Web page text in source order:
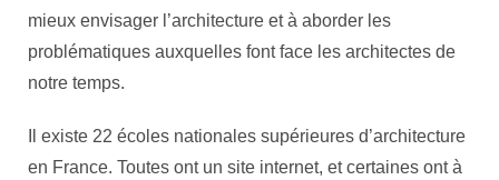
mieux envisager l’architecture et à aborder les
problématiques auxquelles font face les architectes de
notre temps.
Il existe 22 écoles nationales supérieures d’architecture
en France. Toutes ont un site internet, et certaines ont à